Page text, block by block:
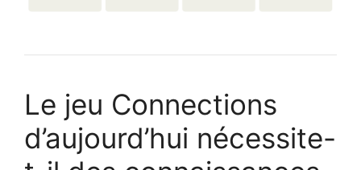
Le jeu Connections
d’aujourd’hui nécessite-